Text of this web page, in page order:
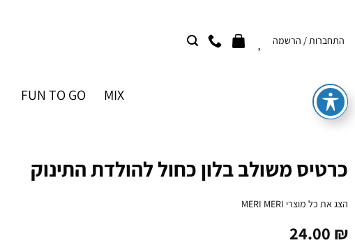
content
התחברות / הרשמה
MIX
FUN TO GO
כרטיס משולב בלון כחול להולדת התינוק
הצג את כל מוצרי MERI MERI
24.00 ₪